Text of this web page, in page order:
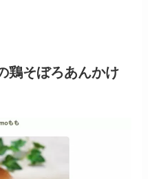
鶏そぼろあんかけ